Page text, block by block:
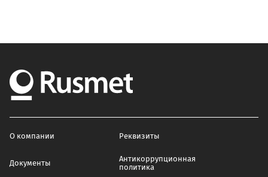
О компании Реквизиты
Документы
Антикоррупционная
политика